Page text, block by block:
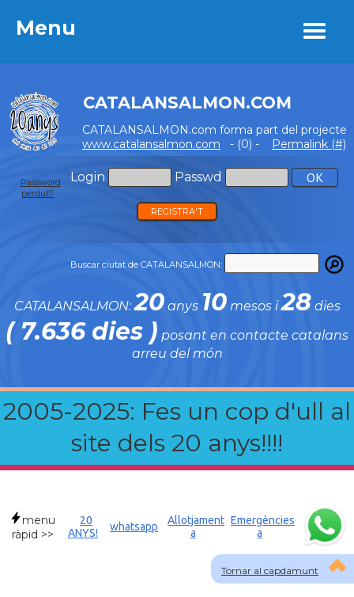
Menu
CATALANSALMON.COM
CATALANSALMON.com forma part del projecte
www.catalansalmon.com - (0) - Permalink (#)
Login Passwd
Password
perdut?
REGISTRA'T
Buscar ciutat de CATALANSALMON:
CATALANSALMON:20anys 10mesos i28 dies
( 7.636 dies ) posant en contacte catalans
arreu del món
2005-2025: Fes un cop d'ull al
site dels 20 anys!!!!
Menu
Tornar al capdamunt
menu
ràpid >>
20
ANYS!
whatsapp
Allotjament
a
Emergències
a